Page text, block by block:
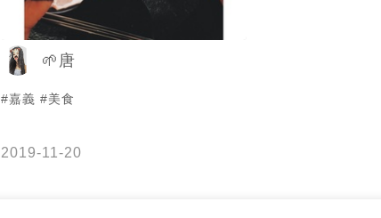
🌱唐
#嘉義 #美食
2019-11-20